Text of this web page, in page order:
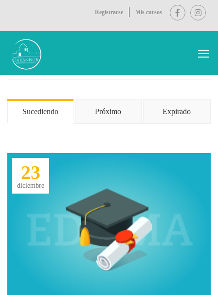
Registrarse Mis cursos
Inicio
Sucediendo Próximo Expirado
23
diciembre